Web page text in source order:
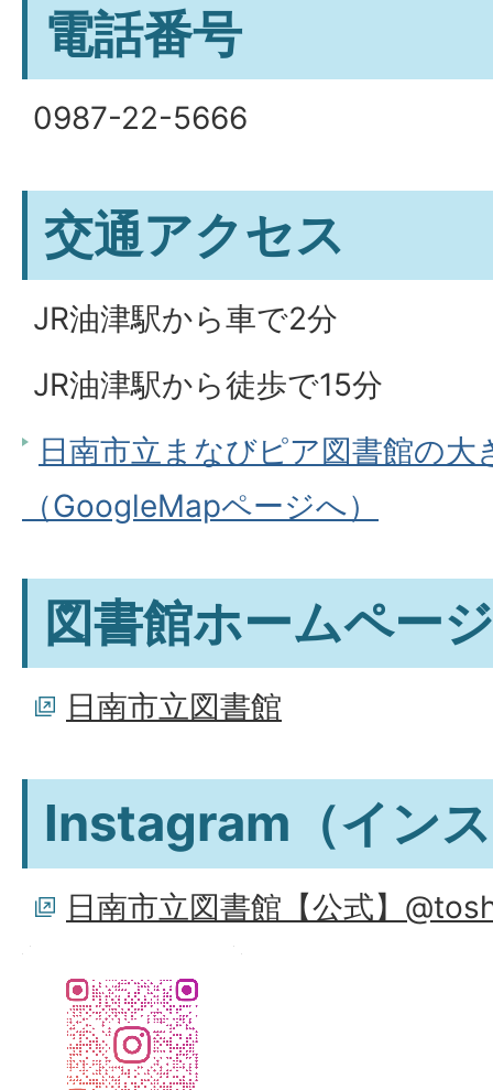
電話番号
0987-22-5666
交通アクセス
JR油津駅から車で2分
JR油津駅から徒歩で15分
日南市立まなびピア図書館の大
（GoogleMapページへ）
図書館ホームページ
日南市立図書館
Instagram（イン
日南市立図書館【公式】